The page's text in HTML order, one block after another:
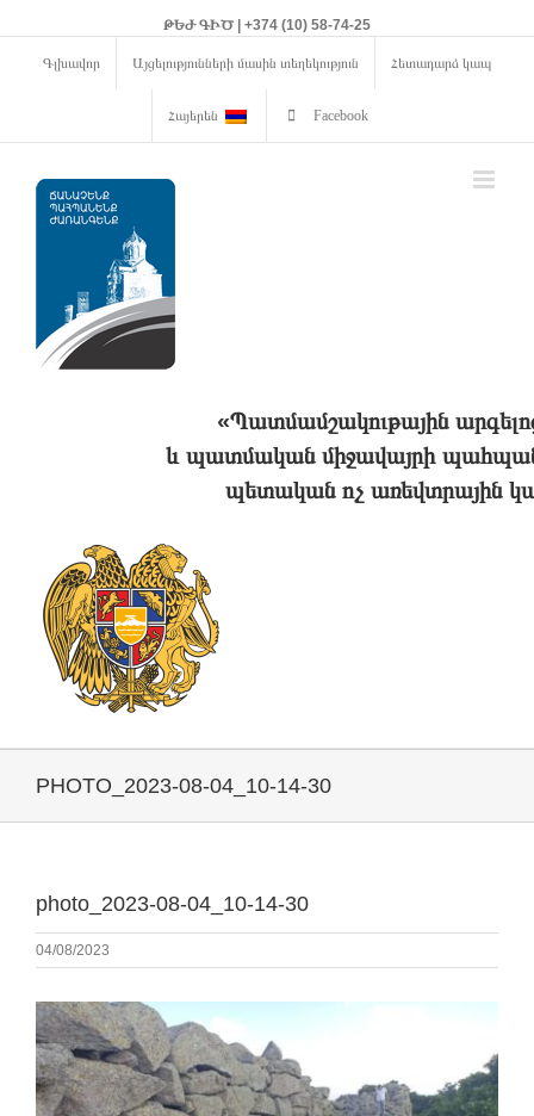
ԹԵԺ ԳԻԾ | +374 (10) 58-74-25
Գլխավոր Այցելությունների մասին տեղեկություն Հետադարձ կապ
Հայերեն Facebook
«Պատմամշակութային
և պատմական միջավայրի
պետական ոչ առեվտրային
PHOTO_2023-08-04_10-14-30
photo_2023-08-04_10-14-30
04/08/2023